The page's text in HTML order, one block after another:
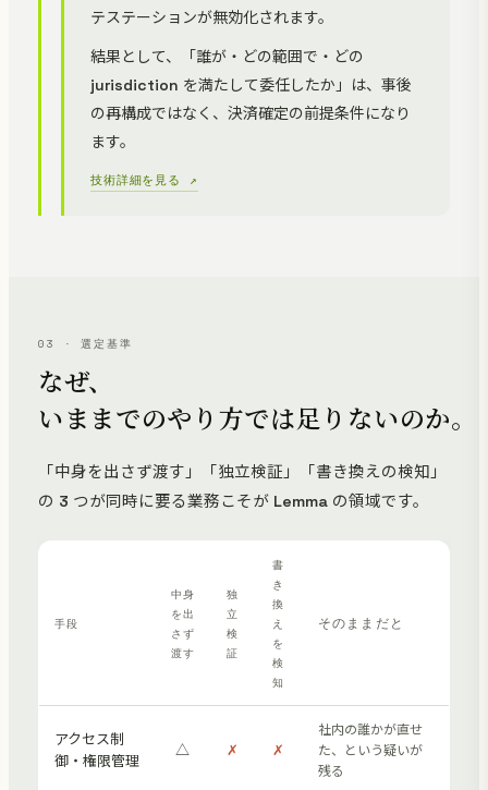
テステーションが無効化されます。
結果として、「誰が・どの範囲で・どの
jurisdiction を満たして委任したか」は、事後
の再構成ではなく、決済確定の前提条件になり
ます。
技術詳細を見る ↗
03 · 選定基準
なぜ、
いままでのやり方では足りないのか。
「中身を出さず渡す」「独立検証」「書き換えの検知」
の 3 つが同時に要る業務こそが Lemma の領域です。
手段
中身
を出
さず
渡す
独
立
検
証
書
き
換
え
を
検
知
そのままだと
アクセス制
御・権限管理
△ ✗ ✗
社内の誰かが直せ
た、という疑いが
残る